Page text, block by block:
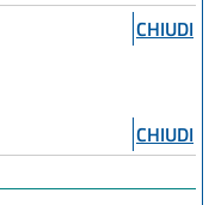
CHIUDI
CHIUDI